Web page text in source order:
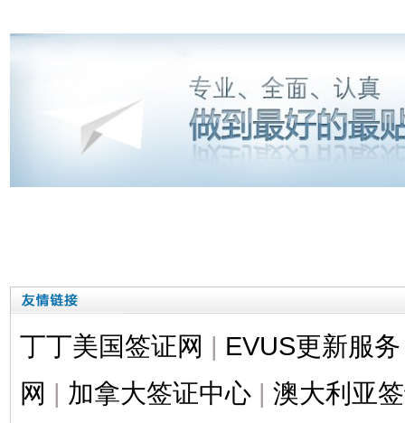
丁丁美国签证网 | EVUS更新服务
网 | 加拿大签证中心 | 澳大利亚